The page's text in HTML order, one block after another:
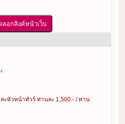
ลอกลิงค์หน้าเว็บ
หัวหน้าทัวร์ ท่านละ 1,500.- / ท่าน